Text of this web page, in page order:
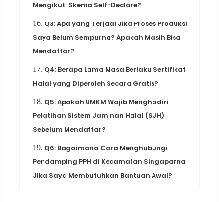
Mengikuti Skema Self-Declare?
16. Q3: Apa yang Terjadi Jika Proses Produksi
Saya Belum Sempurna? Apakah Masih Bisa
Mendaftar?
17. Q4: Berapa Lama Masa Berlaku Sertifikat
Halal yang Diperoleh Secara Gratis?
18. Q5: Apakah UMKM Wajib Menghadiri
Pelatihan Sistem Jaminan Halal (SJH)
Sebelum Mendaftar?
19. Q6: Bagaimana Cara Menghubungi
Pendamping PPH di Kecamatan Singaparna
Jika Saya Membutuhkan Bantuan Awal?